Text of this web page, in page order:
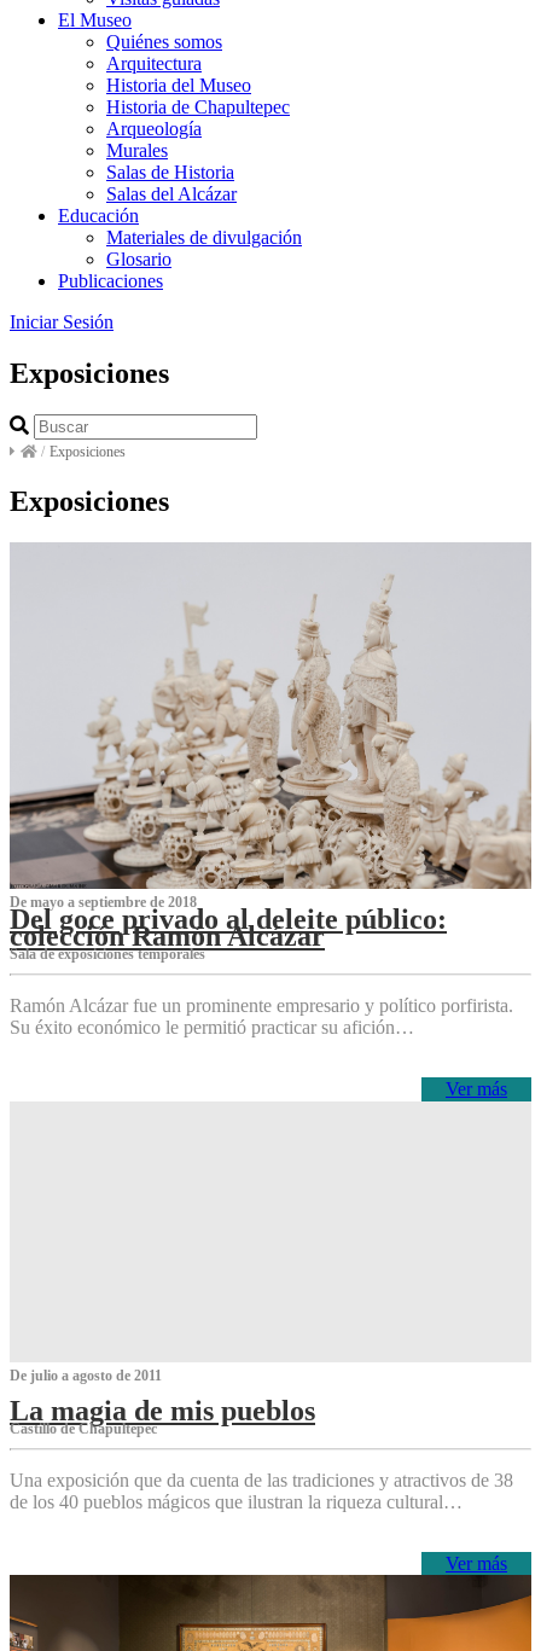
El Museo
Quiénes somos
Arquitectura
Historia del Museo
Historia de Chapultepec
Arqueología
Murales
Salas de Historia
Salas del Alcázar
Educación
Materiales de divulgación
Glosario
Publicaciones
Iniciar Sesión
Exposiciones
/ Exposiciones
Exposiciones
De mayo a septiembre de 2018
Del goce privado al deleite público:
colección Ramón Alcázar
Sala de exposiciones temporales
Ramón Alcázar fue un prominente empresario y político porfirista.
Su éxito económico le permitió practicar su afición…
Ver más
De julio a agosto de 2011
La magia de mis pueblos
Castillo de Chapultepec
Una exposición que da cuenta de las tradiciones y atractivos de 38
de los 40 pueblos mágicos que ilustran la riqueza cultural…
Ver más